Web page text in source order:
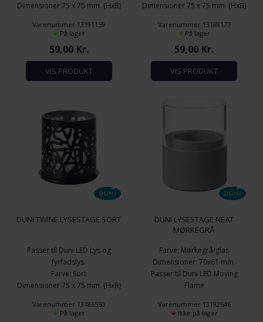
Dimensioner 75 x 75 mm. (HxB)
Varenummer 13191159
På lager
59,00 Kr.
VIS PRODUKT
Dimensioner 75 x 75 mm. (HxB)
Varenummer 13188177
På lager
59,00 Kr.
VIS PRODUKT
DUNI TWINE LYSESTAGE SORT
Passer til Duni LED Lys og
fyrfadslys.
Farve: Sort
Dimensioner 75 x 75 mm. (HxB)
Varenummer 13186550
På lager
DUNI LYSESTAGE NEAT
MØRKEGRÅ
Farve: Mørkegrå/glas
Dimensioner: 70x61 mm.
Passer til Duni LED Moving
Flame
Varenummer 13192646
Ikke på lager